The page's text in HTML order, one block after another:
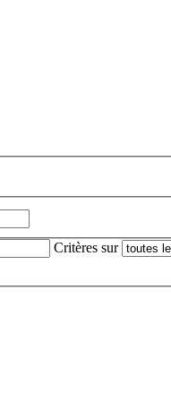
Critères sur